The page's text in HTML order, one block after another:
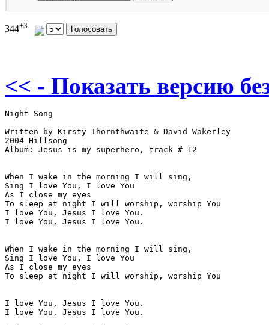
344+3
<< - Показать версию
Night Song
Written by Kirsty Thornthwaite & David Wakerley
2004 Hillsong
Album: Jesus is my superhero, track # 12
When I wake in the morning I will sing,
Sing I love You, I love You
As I close my eyes
To sleep at night I will worship, worship You
I love You, Jesus I love You.
I love You, Jesus I love You.
When I wake in the morning I will sing,
Sing I love You, I love You
As I close my eyes
To sleep at night I will worship, worship You
I love You, Jesus I love You.
I love You, Jesus I love You.